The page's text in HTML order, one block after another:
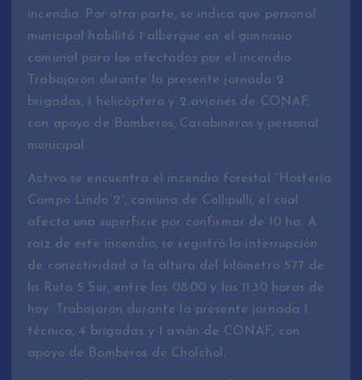
incendio. Por otra parte, se indica que personal
municipal habilitó 1 albergue en el gimnasio
comunal para los afectados por el incendio.
Trabajaron durante la presente jornada 2
brigadas, 1 helicóptero y 2 aviones de CONAF,
con apoyo de Bomberos, Carabineros y personal
municipal.
Activo se encuentra el incendio forestal “Hostería
Campo Lindo 2”, comuna de Collipulli, el cual
afecta una superficie por confirmar de 10 ha. A
raíz de este incendio, se registró la interrupción
de conectividad a la altura del kilómetro 577 de
la Ruta 5 Sur, entre las 08:00 y las 11:30 horas de
hoy. Trabajaron durante la presente jornada 1
técnico, 4 brigadas y 1 avión de CONAF, con
apoyo de Bomberos de Cholchol.